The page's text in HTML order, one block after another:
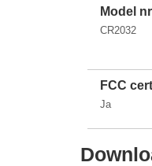
Model
CR2032
FCC
Ja